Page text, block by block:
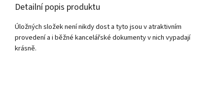
Detailní popis produktu
Úložných složek není nikdy dost a tyto jsou v atraktivním
provedení a i běžné kancelářské dokumenty v nich vypadají
krásně.